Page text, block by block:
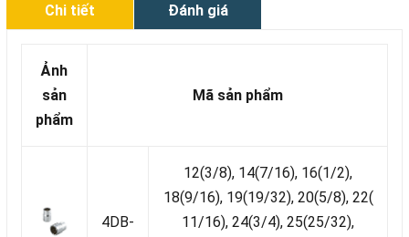
Chi tiết Đánh giá
Ảnh
sản
phẩm
Mã sản phẩm
4DB-
12(3/8), 14(7/16), 16(1/2),
18(9/16), 19(19/32), 20(5/8), 22(
11/16), 24(3/4), 25(25/32),